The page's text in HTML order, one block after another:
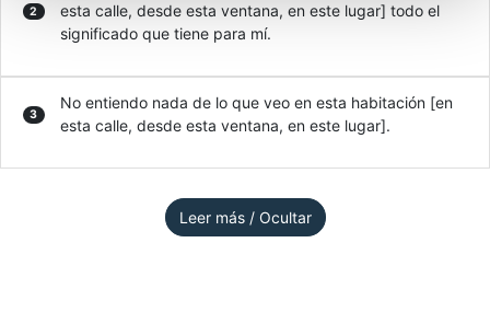
2
esta calle, desde esta ventana, en este lugar] todo el
significado que tiene para mí.
3
No entiendo nada de lo que veo en esta habitación [en
esta calle, desde esta ventana, en este lugar].
Leer más / Ocultar